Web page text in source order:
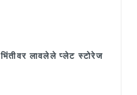
भिंतीवर लावलेले प्लेट स्टोरेज